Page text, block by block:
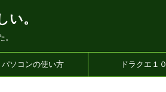
。
パソコンの使い方 ドラクエ１０